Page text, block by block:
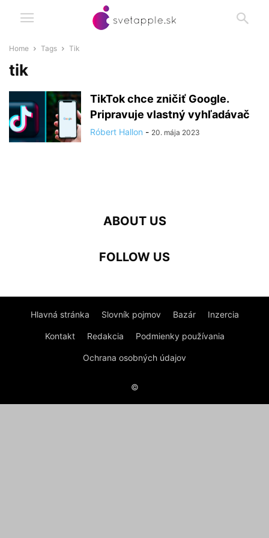
Home Tags Tik
tik
TikTok chce zničiť Google.
Pripravuje vlastný vyhľadávač
Róbert Hallon - 20. mája 2023
ABOUT US
FOLLOW US
Hlavná stránka Slovník pojmov Bazár Inzercia
Kontakt Redakcia Podmienky používania
Ochrana osobných údajov
©